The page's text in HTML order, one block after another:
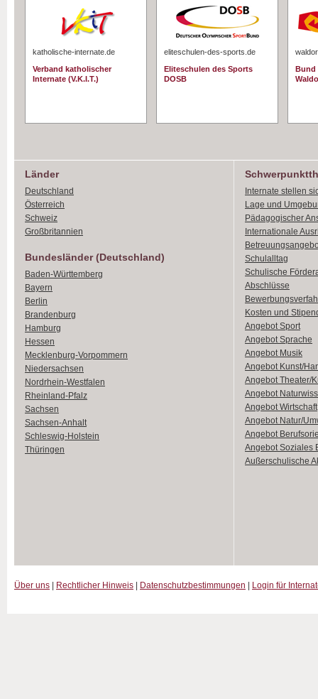
katholische-internate.de
Verband katholischer
Internate (V.K.I.T.)
eliteschulen-des-sports.de
Eliteschulen des Sports
DOSB
Bund
Länder
Deutschland
Österreich
Schweiz
Großbritannien
Bundesländer (Deutschland)
Baden-Württemberg
Bayern
Berlin
Brandenburg
Hamburg
Hessen
Mecklenburg-Vorpommern
Niedersachsen
Nordrhein-Westfalen
Rheinland-Pfalz
Sachsen
Sachsen-Anhalt
Schleswig-Holstein
Thüringen
Internate stellen
Lage und
Pädagogischer
Internationale
Schulalltag
Schulische
Abschlüsse
Kosten und
Angebot Sport
Angebot Sprache
Angebot Musik
Angebot Kunst/
Angebot Theater/
Angebot
Angebot Wirtschaft
Angebot Natur/
Angebot
Angebot Soziales
Außerschulische
Über uns Rechtlicher Hinweis Datenschutzbestimmungen Login für